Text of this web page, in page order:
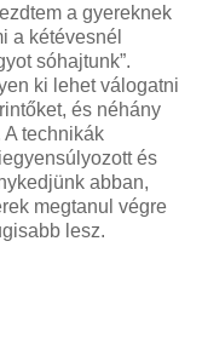
a gyereknek
a kétévesnél
sóhajtunk”.
ki lehet válogatni
és néhány
technikák
és
abban,
megtanul végre
lesz.